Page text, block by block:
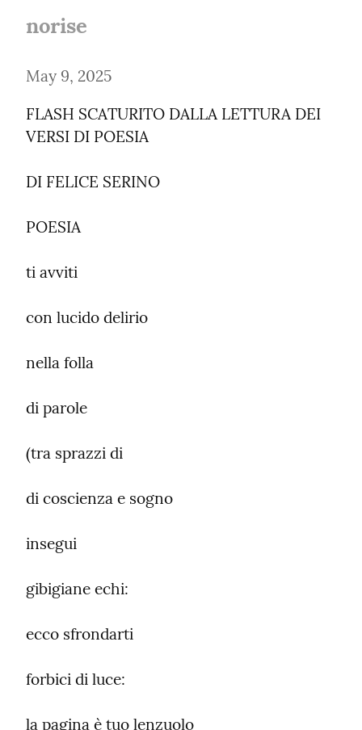
norise
May 9, 2025
FLASH SCATURITO DALLA LETTURA DEI
VERSI DI POESIA
DI FELICE SERINO
POESIA
ti avviti
con lucido delirio
nella folla
di parole
(tra sprazzi di
di coscienza e sogno
insegui
gibigiane echi:
ecco sfrondarti
forbici di luce:
la pagina è tuo lenzuolo